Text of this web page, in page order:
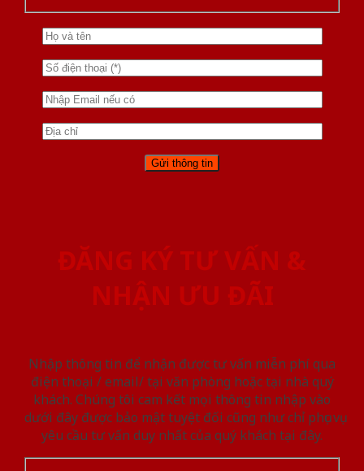
ĐĂNG KÝ TƯ VẤN &
NHẬN ƯU ĐÃI
Nhập thông tin để nhận được tư vấn miễn phí qua
điện thoại / email/ tại văn phòng hoặc tại nhà quý
khách. Chúng tôi cam kết mọi thông tin nhập vào
dưới đây được bảo mật tuyệt đối cũng như chỉ phục vụ
yêu cầu tư vấn duy nhất của quý khách tại đây.